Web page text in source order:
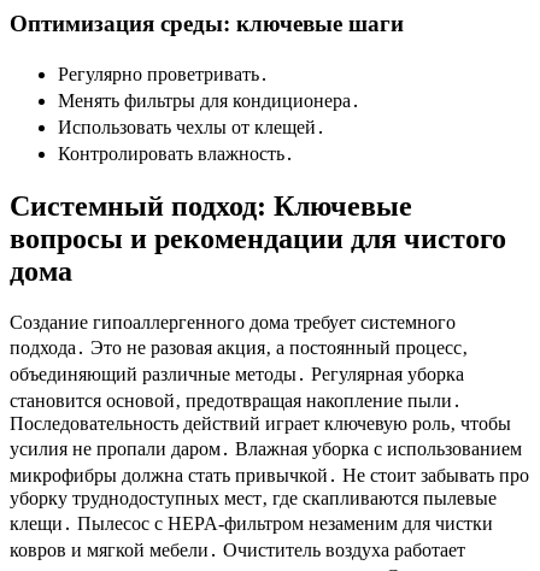
Оптимизация среды: ключевые шаги
Регулярно проветривать․
Менять фильтры для кондиционера․
Использовать чехлы от клещей․
Контролировать влажность․
Системный подход: Ключевые
вопросы и рекомендации для чистого
дома
Создание гипоаллергенного дома требует системного
подхода․ Это не разовая акция‚ а постоянный процесс‚
объединяющий различные методы․ Регулярная уборка
становится основой‚ предотвращая накопление пыли․
Последовательность действий играет ключевую роль‚ чтобы
усилия не пропали даром․ Влажная уборка с использованием
микрофибры должна стать привычкой․ Не стоит забывать про
уборку труднодоступных мест‚ где скапливаются пылевые
клещи․ Пылесос с HEPA-фильтром незаменим для чистки
ковров и мягкой мебели․ Очиститель воздуха работает